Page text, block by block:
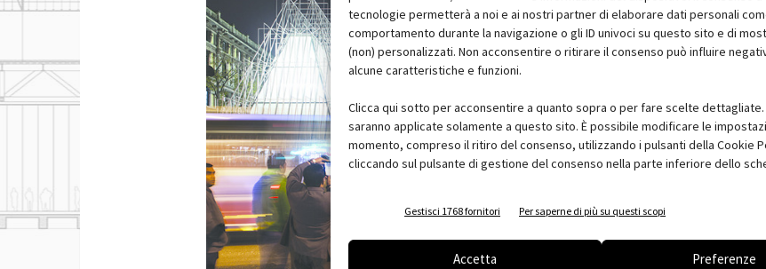
tecnologie permetterà a noi e ai nostri partner di elaborare dati personali
comportamento durante la navigazione o gli ID univoci su questo sito e di
(non) personalizzati. Non acconsentire o ritirare il consenso può influire
alcune caratteristiche e funzioni.
Clicca qui sotto per acconsentire a quanto sopra o per fare scelte
saranno applicate solamente a questo sito. È possibile modificare le
momento, compreso il ritiro del consenso, utilizzando i pulsanti della Cookie
cliccando sul pulsante di gestione del consenso nella parte inferiore dello
Gestisci 1768 fornitori Per saperne di più su questi scopi
Accetta Preferenze